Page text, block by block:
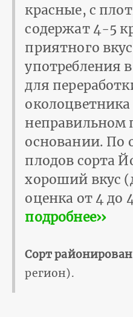
красные, с
содержат 4-5
приятного
употребления
для
околоцветника
неправильном
основании. По
плодов сорта
хороший вкус
оценка от 4 до
подробнее››
Сорт районирован
регион).